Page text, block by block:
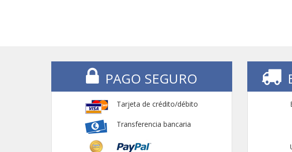
PAGO SEGURO
Tarjeta de crédito/débito
Transferencia bancaria